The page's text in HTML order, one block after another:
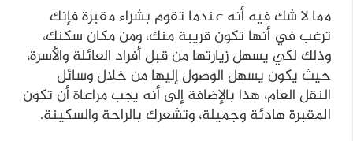
مما لا شك فيه أنه عندما تقوم بشراء مقبرة فإنك
ترغب في أنها تكون قريبة منك، ومن مكان سكنك،
وذلك لكي يسهل زيارتها من قبل أفراد العائلة والأسرة،
حيث يكون يسهل الوصول إليها من خلال وسائل
النقل العام، هذا بالإضافة إلى أنه يجب مراعاة أن تكون
المقبرة هادئة وجميلة، وتشعرك بالراحة والسكينة.